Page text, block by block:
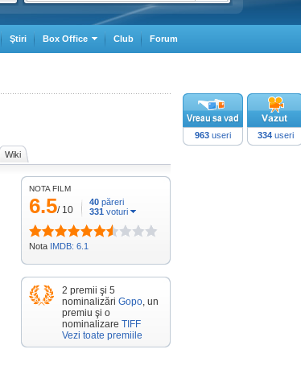
Ştiri Box Office Club Forum
Wiki
NOTA FILM
6.5/ 10
40 păreri
331 voturi
Nota IMDB: 6.1
2 premii şi 5
nominalizări Gopo, un
premiu şi o
nominalizare TIFF
Vezi toate premiile
963 useri 334useri